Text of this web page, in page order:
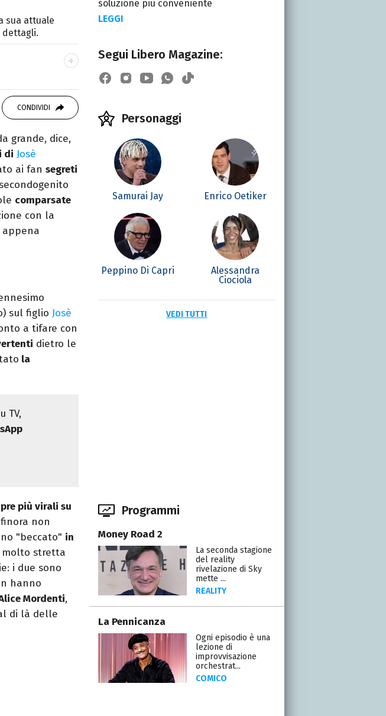
sua attuale
dettagli.
Straniere, è
e ama i
CONDIVIDI
grande, dice,
di Josè
ai fan segreti
comparsate
con la
appena
sul figlio Josè
a tifare con
dietro le
la
TV,
più virali su
non
"beccato" in
molto stretta
i due sono
hanno
Mordenti,
di là delle
soluzione più conveniente
LEGGI
Segui Libero Magazine:
Personaggi
Samurai Jay Enrico Oetiker
Peppino Di Capri
Alessandra
Ciociola
VEDI TUTTI
Programmi
Money Road 2
La seconda stagione
del reality
rivelazione di Sky
mette ...
REALITY
La Pennicanza
Ogni episodio è una
lezione di
improvvisazione
orchestrat...
COMICO